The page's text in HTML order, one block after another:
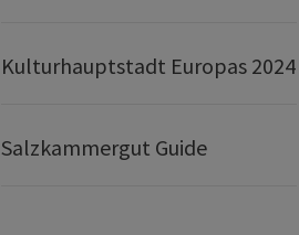
Kulturhauptstadt Europas 2024
Salzkammergut Guide